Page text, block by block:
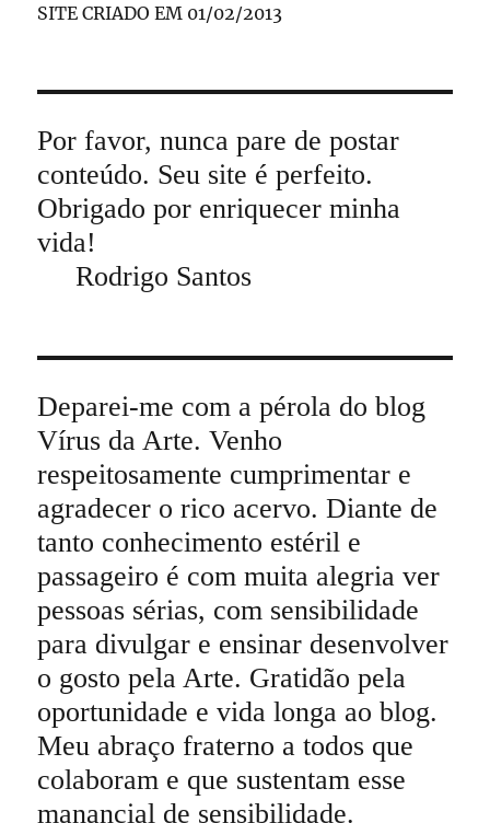
SITE CRIADO EM 01/02/2013
Por favor, nunca pare de postar
conteúdo. Seu site é perfeito.
Obrigado por enriquecer minha
vida!
Rodrigo Santos
Deparei-me com a pérola do blog
Vírus da Arte. Venho
respeitosamente cumprimentar e
agradecer o rico acervo. Diante de
tanto conhecimento estéril e
passageiro é com muita alegria ver
pessoas sérias, com sensibilidade
para divulgar e ensinar desenvolver
o gosto pela Arte. Gratidão pela
oportunidade e vida longa ao blog.
Meu abraço fraterno a todos que
colaboram e que sustentam esse
manancial de sensibilidade.